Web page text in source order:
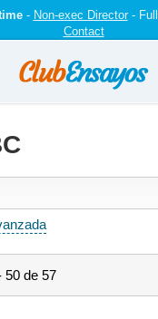
- Non-exec Director-
Contact
50 de 57